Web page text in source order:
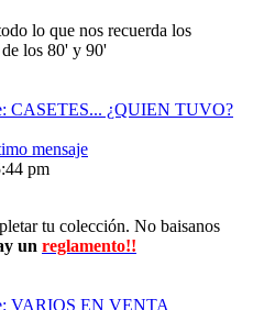
lo que nos recuerda los
los 80' y 90'
CASETES... ¿QUIEN TUVO?
mensaje
pm
tu colección. No baisanos
un reglamento!!
VARIOS EN VENTA